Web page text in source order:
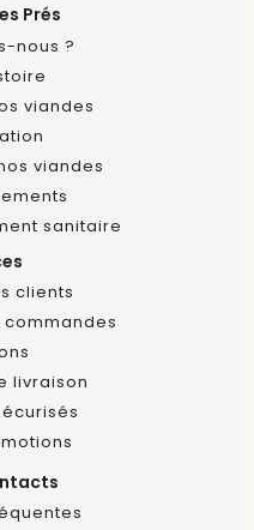
Prés
nous ?
viandes
viandes
sanitaire
clients
livraison